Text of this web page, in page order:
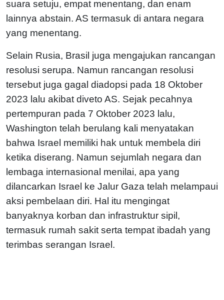
suara setuju, empat menentang, dan enam
lainnya abstain. AS termasuk di antara negara
yang menentang.
Selain Rusia, Brasil juga mengajukan rancangan
resolusi serupa. Namun rancangan resolusi
tersebut juga gagal diadopsi pada 18 Oktober
2023 lalu akibat diveto AS. Sejak pecahnya
pertempuran pada 7 Oktober 2023 lalu,
Washington telah berulang kali menyatakan
bahwa Israel memiliki hak untuk membela diri
ketika diserang. Namun sejumlah negara dan
lembaga internasional menilai, apa yang
dilancarkan Israel ke Jalur Gaza telah melampaui
aksi pembelaan diri. Hal itu mengingat
banyaknya korban dan infrastruktur sipil,
termasuk rumah sakit serta tempat ibadah yang
terimbas serangan Israel.